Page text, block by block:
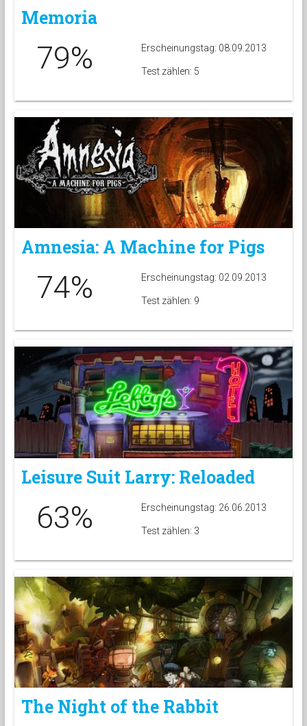
Memoria
79% Erscheinungstag: 08.09.2013
Test zählen: 5
Amnesia: A Machine for Pigs
74% Erscheinungstag: 02.09.2013
Test zählen: 9
Leisure Suit Larry: Reloaded
63% Erscheinungstag: 26.06.2013
Test zählen: 3
The Night of the Rabbit